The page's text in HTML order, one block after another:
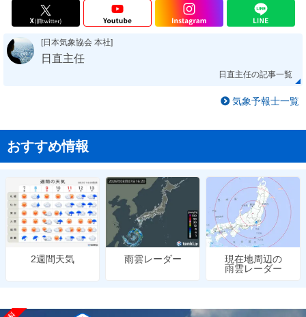
[日本気象協会 本社]
日直主任
日直主任の記事一覧
気象予報士一覧
おすすめ情報
2週間天気 雨雲レーダー
現在地周辺の
雨雲レーダー